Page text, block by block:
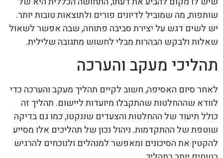
שותפות, מה שמוביל לדיונים פורים ולתוצאות טובות יותר.
יש לשים דגש על יצירת סביבה פתוחה, שבה אפשר לשאול
שאלות ולבקש הבהרות מבלי לחשוש מתגובה שלילית.
תהליכי מעקב והערכה
לאחר סיום האסיפה, חשוב לקיים תהליך מעקב והערכה כדי
לוודא שההחלטות שהתקבלו מיועדות ליישום. תהליך זה
כולל תיעוד של ההחלטות והצעדים שננקטו, כמו גם בדיקה
שוטפת של ההתקדמות. ניהול נכון של תהליכים אלו מסייע
להקטין את הסיכונים ומאפשר למנהלים ולנוכחים להרגיש